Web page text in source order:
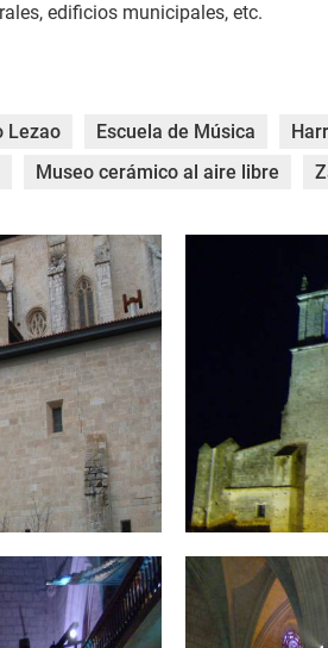
edificios municipales, etc.
Lezao Escuela de Música
Museo cerámico al aire libre
HPIM1683.jpg